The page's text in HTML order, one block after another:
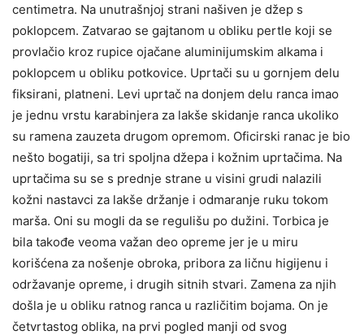
centimetra. Na unutrašnjoj strani našiven je džep s
poklopcem. Zatvarao se gajtanom u obliku pertle koji se
provlačio kroz rupice ojačane aluminijumskim alkama i
poklopcem u obliku potkovice. Uprtači su u gornjem delu
fiksirani, platneni. Levi uprtač na donjem delu ranca imao
je jednu vrstu karabinjera za lakše skidanje ranca ukoliko
su ramena zauzeta drugom opremom. Oficirski ranac je bio
nešto bogatiji, sa tri spoljna džepa i kožnim uprtačima. Na
uprtačima su se s prednje strane u visini grudi nalazili
kožni nastavci za lakše držanje i odmaranje ruku tokom
marša. Oni su mogli da se regulišu po dužini. Torbica je
bila takođe veoma važan deo opreme jer je u miru
korišćena za nošenje obroka, pribora za ličnu higijenu i
održavanje opreme, i drugih sitnih stvari. Zamena za njih
došla je u obliku ratnog ranca u različitim bojama. On je
četvrtastog oblika, na prvi pogled manji od svog